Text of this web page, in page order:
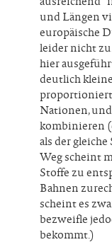
und Längen
europäische
leider nicht
hier
deutlich
proportioniert
Nationen,
kombinieren
als der
Weg scheint
Stoffe zu
Bahnen
scheint es
bezweifle
bekommt.)